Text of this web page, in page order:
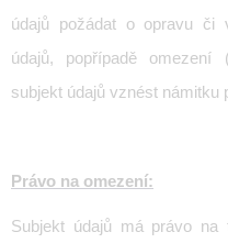
údajů požádat o opravu či
údajů, popřípadě omezení
subjekt údajů vznést námitku
Právo na omezení:
Subjekt údajů má právo na